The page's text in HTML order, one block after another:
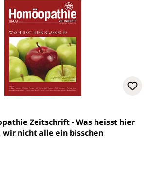
Zeitschrift - Was heisst hier
wir nicht alle ein bisschen